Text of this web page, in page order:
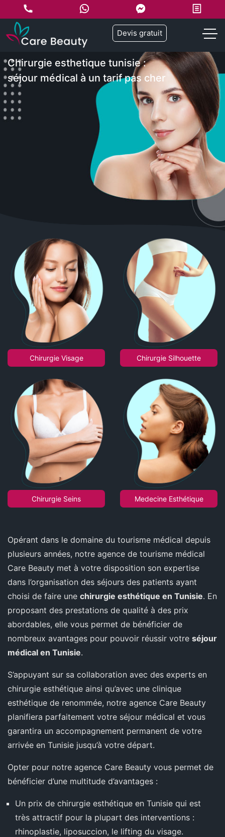
Devis gratuit
Chirurgie esthetique tunisie :
séjour médical à un tarif pas cher
Chirurgie Visage Chirurgie Silhouette
Chirurgie Seins Medecine Esthétique
Opérant dans le domaine du tourisme médical depuis
plusieurs années, notre agence de tourisme médical
Care Beauty met à votre disposition son expertise
dans l’organisation des séjours des patients ayant
choisi de faire une chirurgie esthétique en Tunisie. En
proposant des prestations de qualité à des prix
abordables, elle vous permet de bénéficier de
nombreux avantages pour pouvoir réussir votre séjour
médical en Tunisie.
S’appuyant sur sa collaboration avec des experts en
chirurgie esthétique ainsi qu’avec une clinique
esthétique de renommée, notre agence Care Beauty
planifiera parfaitement votre séjour médical et vous
garantira un accompagnement permanent de votre
arrivée en Tunisie jusqu’à votre départ.
Opter pour notre agence Care Beauty vous permet de
bénéficier d’une multitude d’avantages :
Un prix de chirurgie esthétique en Tunisie qui est
très attractif pour la plupart des interventions :
rhinoplastie, liposuccion, le lifting du visage.